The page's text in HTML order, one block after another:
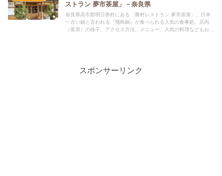
ストラン 夢市茶屋」－奈良県
奈良県高市郡明日香村にある「農村レストラン 夢市茶屋」。日本
一古い鍋と言われる『飛鳥鍋』が食べられる人気の食事処。店内
（客席）の様子、アクセス方法、メニュー、人気の料理などもお伝
スポンサーリンク